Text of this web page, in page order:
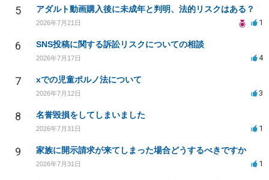
5 アダルト動画購入後に未成年と判明、法的リスクはある？
2026年7月21日 1
6 SNS投稿に関する訴訟リスクについての相談
2026年7月17日 4
7 xでの児童ポルノ法について
2026年7月12日 3
8 名誉毀損をしてしまいました
2026年7月31日 1
9 家族に開示請求が来てしまった場合どうするべきですか
2026年7月31日 1